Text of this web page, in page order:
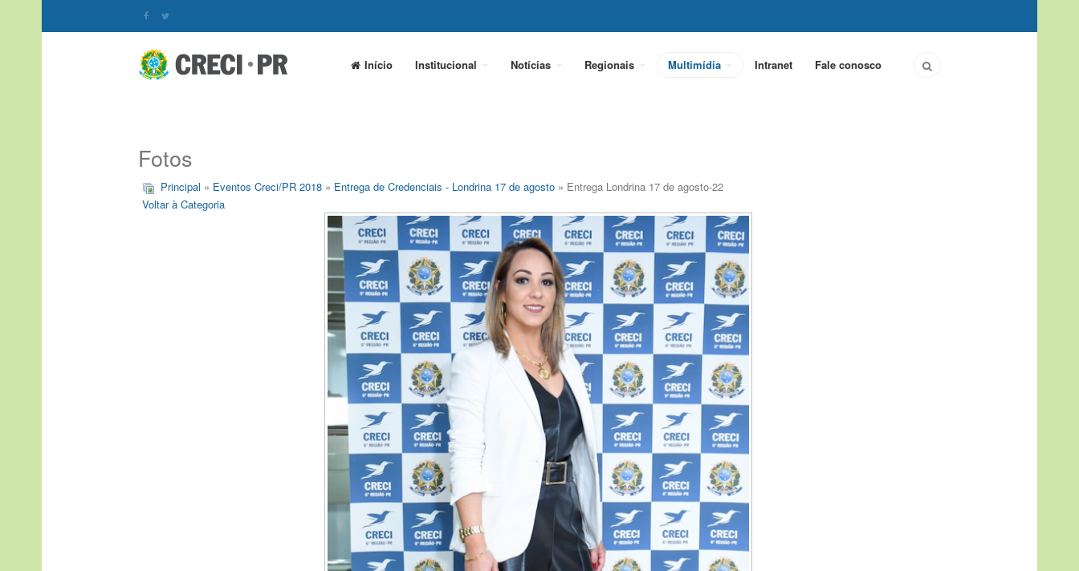
Início Institucional Notícias Regionais Multimídia Intranet Fale conosco
Fotos
Principal » Eventos Creci/PR 2018 » Entrega de Credenciais - Londrina 17 de agosto » Entrega Londrina 17 de agosto-22
Voltar à Categoria